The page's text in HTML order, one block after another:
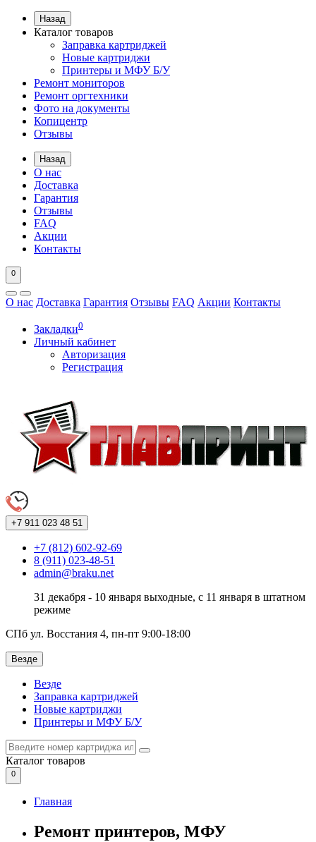
Назад
Каталог товаров
Заправка картриджей
Новые картриджи
Принтеры и МФУ Б/У
Ремонт мониторов
Ремонт оргтехники
Фото на документы
Копицентр
Отзывы
Назад
О нас
Доставка
Гарантия
Отзывы
FAQ
Акции
Контакты
0
О нас Доставка Гарантия Отзывы FAQ Акции Контакты
Закладки0
Личный кабинет
Авторизация
Регистрация
+7 911 023 48 51
+7 (812) 602-92-69
8 (911) 023-48-51
admin@braku.net
31 декабря - 10 января выходные, с 11 января в штатном
режиме
СПб ул. Восстания 4, пн-пт 9:00-18:00
Везде
Везде
Заправка картриджей
Новые картриджи
Принтеры и МФУ Б/У
Каталог товаров
0
Главная
Ремонт принтеров, МФУ